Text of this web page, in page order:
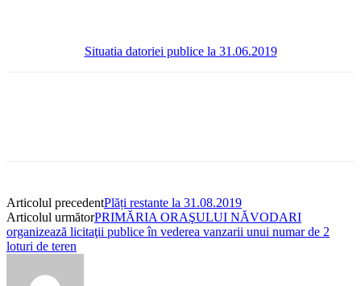
Situatia datoriei publice la 31.06.2019
Articolul precedentPlăți restante la 31.08.2019
Articolul următorPRIMĂRIA ORAŞULUI NĂVODARI
organizează licitaţii publice în vederea vanzarii unui numar de 2
loturi de teren